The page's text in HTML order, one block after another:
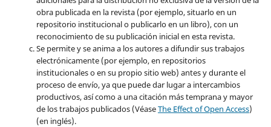
obra publicada en la revista (por ejemplo, situarlo en un
repositorio institucional o publicarlo en un libro), con un
reconocimiento de su publicación inicial en esta revista.
Se permite y se anima a los autores a difundir sus trabajos
electrónicamente (por ejemplo, en repositorios
institucionales o en su propio sitio web) antes y durante el
proceso de envío, ya que puede dar lugar a intercambios
productivos, así como a una citación más temprana y mayor
de los trabajos publicados (VéaseThe Effect of Open Access)
(en inglés).